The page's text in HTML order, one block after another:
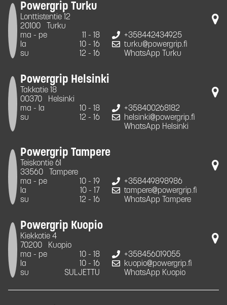
Powergrip Turku
Lonttistentie 12
20100
Turku
ma - pe
11 - 18
la
10 - 16
su
12 - 16
+358442434925
turku@powergrip.fi
WhatsApp Turku
Powergrip Helsinki
Takkatie 18
00370
Helsinki
ma - la
10 - 18
su
12 - 16
+358400268182
helsinki@powergrip.fi
WhatsApp Helsinki
Powergrip Tampere
Teiskontie 61
33560
Tampere
ma - pe
10 - 19
la
10 - 17
su
12 - 16
+358449898986
tampere@powergrip.fi
WhatsApp Tampere
Powergrip Kuopio
Kiekkotie 4
70200
Kuopio
ma - pe
10 - 18
la
10 - 16
su
SULJETTU
+358456019055
kuopio@powergrip.fi
WhatsApp Kuopio